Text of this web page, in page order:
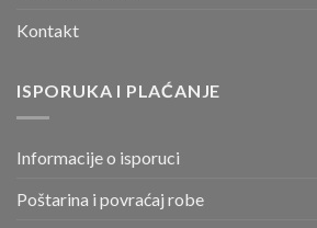
Kontakt
ISPORUKA I PLAĆANJE
Informacije o isporuci
Poštarina i povraćaj robe